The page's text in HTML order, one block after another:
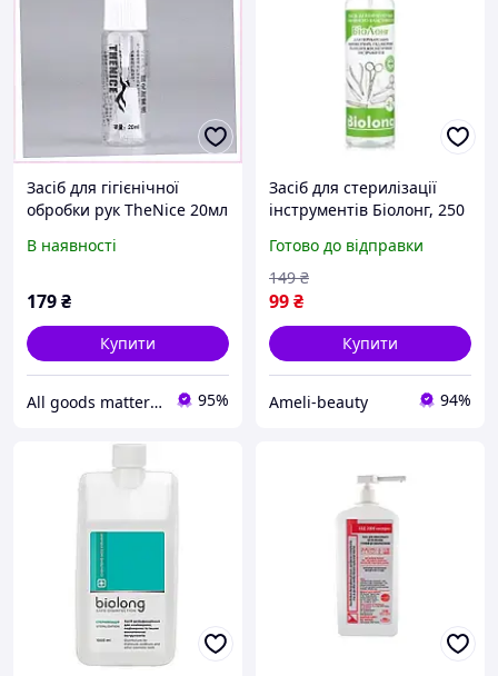
Засіб для гігієнічної
обробки рук TheNice 20мл
В наявності
179₴
Купити
All goods matter - актуальные товары на каждый день 95%
Засіб для стерилізації
інструментів Біолонг, 250
Готово до відправки
99₴
149 ₴
Купити
Ameli-beauty 94%